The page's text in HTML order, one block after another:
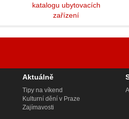
katalogu ubytovacích
zařízení
Aktuálně
Tipy na víkend
Kulturní dění v Praze
Zajímavosti